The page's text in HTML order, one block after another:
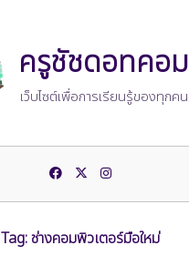
ครูชัชดอทคอม
เว็บไซต์เพื่อการเรียนรู้ของทุกคน
Tag:ช่างคอมพิวเตอร์มือใหม่